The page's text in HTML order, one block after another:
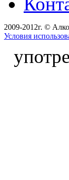
2009-2012г. ©
Условия